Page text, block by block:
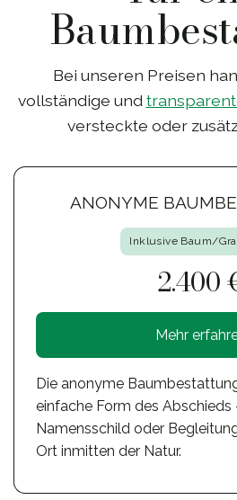
Bei unseren Preisen
vollständige und
versteckte oder
ANONYME
Inklusive Baum/
2.400
Mehr
Die anonyme
einfache Form des Abschieds
Namensschild oder
Ort inmitten der Natur.